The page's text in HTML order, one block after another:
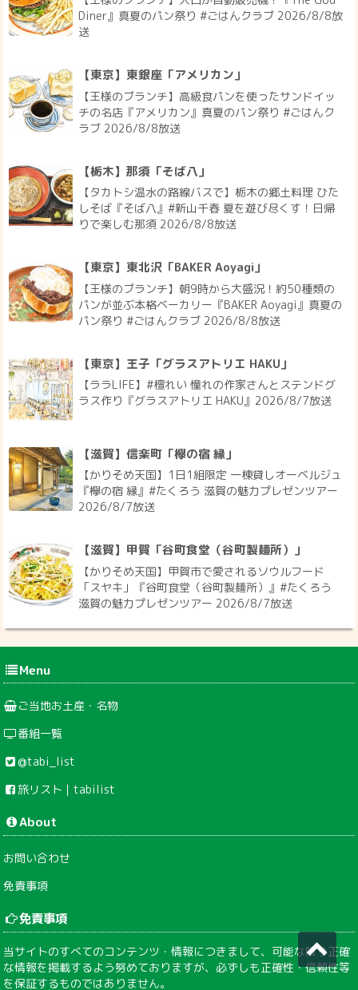
Diner』真夏のパン祭り #ごはんクラブ 2026/8/8放
送
【東京】東銀座「アメリカン」
【王様のブランチ】高級食パンを使ったサンドイッ
チの名店『アメリカン』真夏のパン祭り #ごはんク
ラブ 2026/8/8放送
【栃木】那須「そば八」
【タカトシ温水の路線バスで】栃木の郷土料理 ひた
しそば『そば八』#新山千春 夏を遊び尽くす！日帰
りで楽しむ那須 2026/8/8放送
【東京】東北沢「BAKER Aoyagi」
【王様のブランチ】朝9時から大盛況！約50種類の
パンが並ぶ本格ベーカリー『BAKER Aoyagi』真夏の
パン祭り #ごはんクラブ 2026/8/8放送
【東京】王子「グラスアトリエ HAKU」
【ララLIFE】#檀れい 憧れの作家さんとステンドグ
ラス作り『グラスアトリエ HAKU』2026/8/7放送
【滋賀】信楽町「欅の宿 縁」
【かりそめ天国】1日1組限定 一棟貸しオーベルジュ
『欅の宿 縁』#たくろう 滋賀の魅力プレゼンツアー
2026/8/7放送
【滋賀】甲賀「谷町食堂（谷町製麺所）」
【かりそめ天国】甲賀市で愛されるソウルフード
「スヤキ」『谷町食堂（谷町製麺所）』#たくろう
滋賀の魅力プレゼンツアー 2026/8/7放送
Menu
ご当地お土産・名物
番組一覧
@tabi_list
旅リスト｜tabilist
About
お問い合わせ
免責事項
免責事項
当サイトのすべてのコンテンツ・情報につきまして、可能な限り正確
な情報を掲載するよう努めておりますが、必ずしも正確性・信頼性等
を保証するものではありません。